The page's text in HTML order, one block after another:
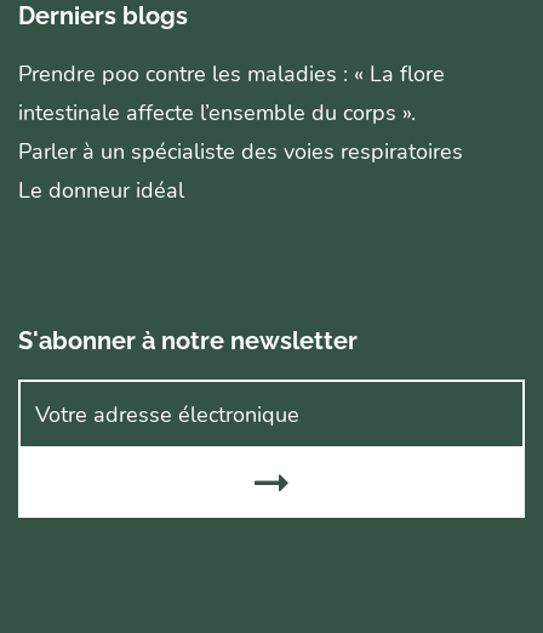
Derniers blogs
Prendre poo contre les maladies : « La flore
intestinale affecte l’ensemble du corps ».
Parler à un spécialiste des voies respiratoires
Le donneur idéal
S'abonner à notre newsletter